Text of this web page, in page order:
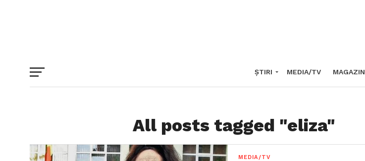
ȘTIRI MEDIA/TV MAGAZIN
All posts tagged "eliza"
MEDIA/TV